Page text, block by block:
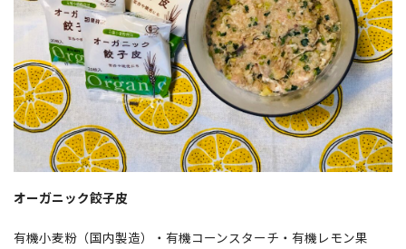
オーガニック餃子皮
有機小麦粉（国内製造）・有機コーンスターチ・有機レモン果